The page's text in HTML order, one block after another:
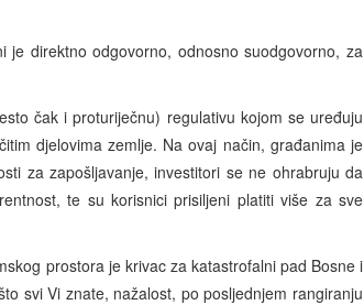
je direktno odgovorno, odnosno suodgovorno, za
čak i proturiječnu) regulativu kojom se uređuju
djelovima zemlje. Na ovaj način, građanima je
za zapošljavanje, investitori se ne ohrabruju da
te su korisnici prisiljeni platiti više za sve
prostora je krivac za katastrofalni pad Bosne i
svi Vi znate, nažalost, po posljednjem rangiranju